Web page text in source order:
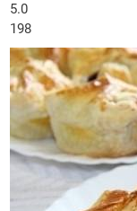
5.0
198